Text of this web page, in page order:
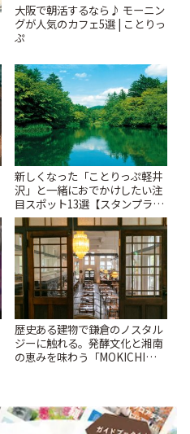
大阪で朝活するなら♪ モーニン
グが人気のカフェ5選 | ことりっ
ぷ
新しくなった「ことりっぷ軽井
沢」と一緒におでかけしたい注
目スポット13選【スタンプラリ
ー開催中】 | ことりっぷ
歴史ある建物で鎌倉のノスタル
ジーに触れる。発酵文化と湘南
の恵みを味わう「MOKICHI